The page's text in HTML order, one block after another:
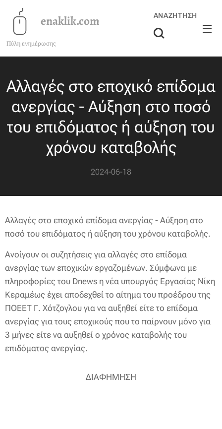
enaklik.com
Πύλη ενημέρωσης
ΑΝΑΖΉΤΗΣΗ
Αλλαγές στο εποχικό επίδομα
ανεργίας - Αύξηση στο ποσό
του επιδόματος ή αύξηση του
χρόνου καταβολής
2024-06-18
Αλλαγές στο εποχικό επίδομα ανεργίας - Αύξηση στο
ποσό του επιδόματος ή αύξηση του χρόνου καταβολής.
Ανοίγουν οι συζητήσεις για αλλαγές στο επίδομα
ανεργίας των εποχικών εργαζομένων. Σύμφωνα με
πληροφορίες του Dnews η νέα υπουργός Εργασίας Νίκη
Κεραμέως έχει αποδεχθεί το αίτημα του προέδρου της
ΠΟΕΕΤ Γ. Χότζογλου για να αυξηθεί είτε το επίδομα
ανεργίας για τους εποχικούς που το παίρνουν μόνο για
3 μήνες είτε να αυξηθεί ο χρόνος καταβολής του
επιδόματος ανεργίας.
ΔΙΑΦΗΜΗΣΗ